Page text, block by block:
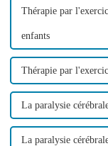
Thérapie par
enfants
Thérapie par
La paralysie
La paralysie